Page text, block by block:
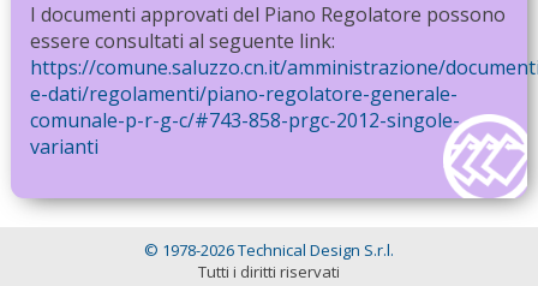
I documenti approvati del Piano Regolatore possono
essere consultati al seguente link:
https://comune.saluzzo.cn.it/amministrazione/
e-dati/regolamenti/piano-regolatore-generale-
comunale-p-r-g-c/#743-858-prgc-2012-singole-
varianti
© 1978-2026 Technical Design S.r.l.
Tutti i diritti riservati